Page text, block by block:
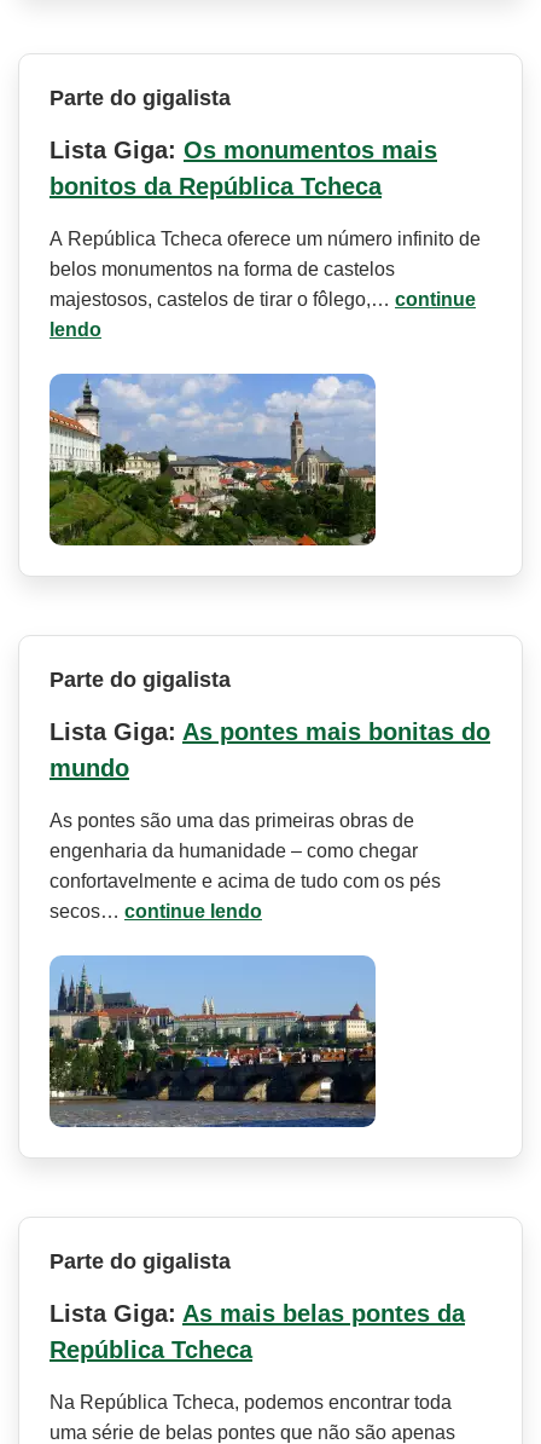
Parte do gigalista
Lista Giga: Os monumentos mais
bonitos da República Tcheca
A República Tcheca oferece um número infinito de
belos monumentos na forma de castelos
majestosos, castelos de tirar o fôlego,… continue
lendo
Parte do gigalista
Lista Giga: As pontes mais bonitas do
mundo
As pontes são uma das primeiras obras de
engenharia da humanidade – como chegar
confortavelmente e acima de tudo com os pés
secos… continue lendo
Parte do gigalista
Lista Giga: As mais belas pontes da
República Tcheca
Na República Tcheca, podemos encontrar toda
uma série de belas pontes que não são apenas